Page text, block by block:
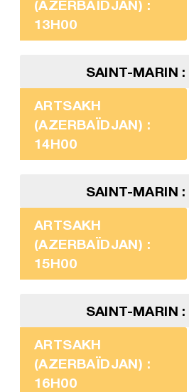
(AZERBAÏDJAN) :
13H00
SAINT-MARIN
ARTSAKH
(AZERBAÏDJAN) :
14H00
SAINT-MARIN
ARTSAKH
(AZERBAÏDJAN) :
15H00
SAINT-MARIN
ARTSAKH
(AZERBAÏDJAN) :
16H00